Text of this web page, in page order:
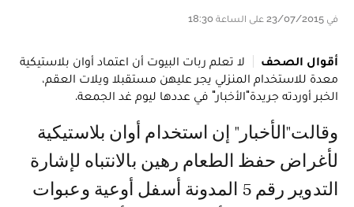
في 23/07/2015 على الساعة 18:30
أقوال الصحف
لا تعلم ربات البيوت أن اعتماد أوان بلاستيكية
معدة للاستخدام المنزلي يجر عليهن مستقبلا ويلات العقم،
الخبر أوردته جريدة"الأخبار" في عددها ليوم غد الجمعة.
وقالت"الأخبار" إن استخدام أوان بلاستيكية
لأغراض حفظ الطعام رهين بالانتباه لإشارة
التدوير رقم 5 المدونة أسفل أوعية وعبوات